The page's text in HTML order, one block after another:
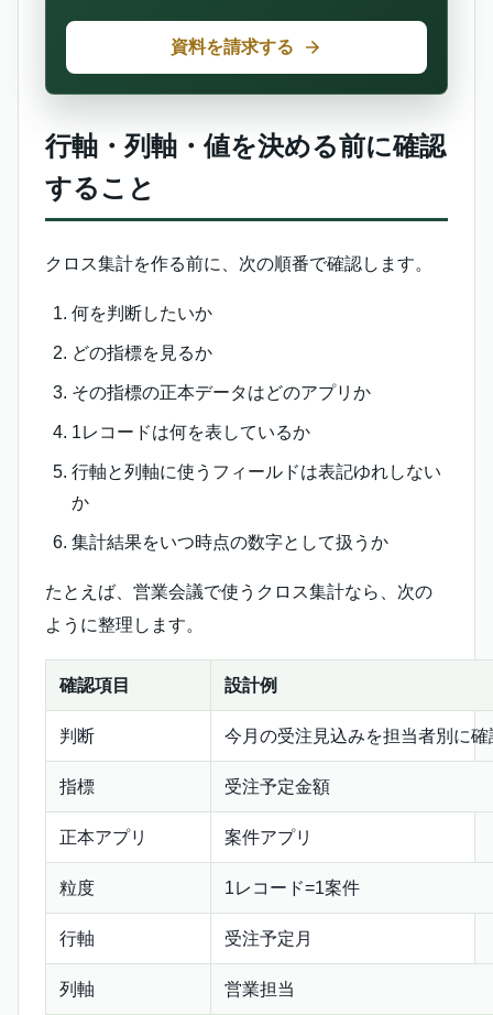
資料を請求する
行軸・列軸・値を決める前に確認
すること
クロス集計を作る前に、次の順番で確認します。
何を判断したいか
どの指標を見るか
その指標の正本データはどのアプリか
1レコードは何を表しているか
行軸と列軸に使うフィールドは表記ゆれしない
か
集計結果をいつ時点の数字として扱うか
たとえば、営業会議で使うクロス集計なら、次の
ように整理します。
確認項目 設計例
判断 今月の受注見込みを担当者別に確
指標 受注予定金額
正本アプリ 案件アプリ
粒度 1レコード=1案件
行軸 受注予定月
列軸 営業担当